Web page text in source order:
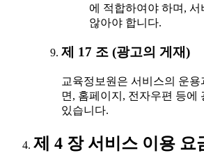
에 적합하여야 하며, 서
않아야 합니다.
제 17 조 (광고의 게재)
교육정보원은 서비스의 운
면, 홈페이지, 전자우편 등에
있습니다.
제 4 장 서비스 이용 요